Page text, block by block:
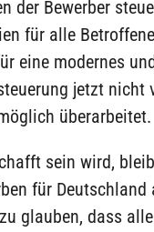
der Bewerber
für alle
eine modernes
jetzt nicht
überarbeitet.
sein wird,
für
glauben, dass